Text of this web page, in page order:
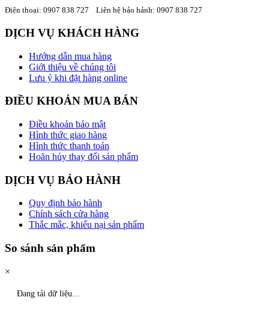
Điện thoại: 0907 838 727 Liên hệ bảo hảnh: 0907 838 727
DỊCH VỤ KHÁCH HÀNG
Hướng dẫn mua hàng
Giới thiệu về chúng tôi
Lưu ý khi đặt hàng online
ĐIỀU KHOẢN MUA BÁN
Điều khoản bảo mật
Hình thức giao hàng
Hình thức thanh toán
Hoãn hủy thay đổi sản phẩm
DỊCH VỤ BẢO HÀNH
Quy định bảo hành
Chính sách cửa hàng
Thắc mắc, khiếu nại sản phẩm
So sánh sản phẩm
×
Đang tải dữ liệu...